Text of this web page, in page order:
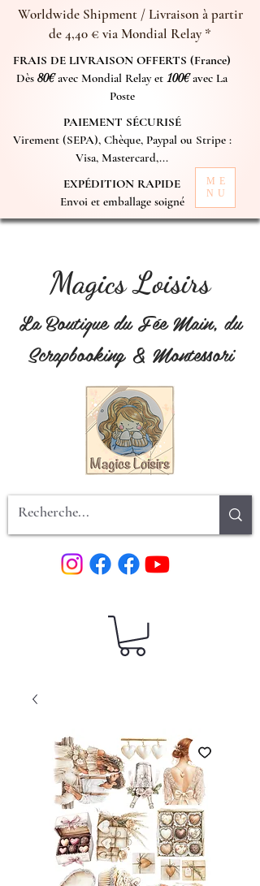
Worldwide Shipment / Livraison à partir
de 4,40 € via Mondial Relay *
FRAIS DE LIVRAISON OFFERTS (France)
Dès 80€avec Mondial Relay et 100€avec La
Poste
PAIEMENT SÉCURISÉ
Virement (SEPA), Chèque, Paypal ou Stripe :
Visa, Mastercard,...
EXPÉDITION RAPIDE
Envoi et emballage soigné
ME
NU
Magics Loisirs
La Boutique du Fée Main, du
Scrapbooking & Montessori